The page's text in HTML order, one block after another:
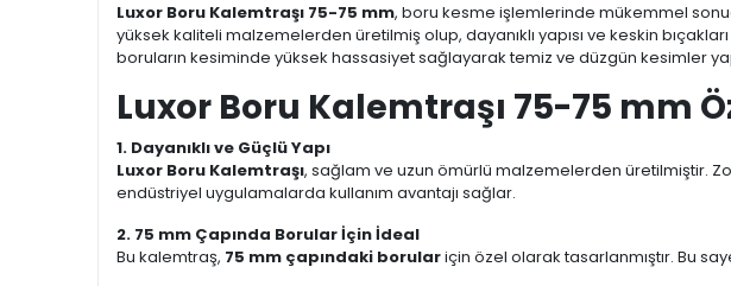
Luxor Boru Kalemtraşı 75-75 mm, boru kesme işlemlerinde mükemmel
yüksek kaliteli malzemelerden üretilmiş olup, dayanıklı yapısı ve keskin
boruların kesiminde yüksek hassasiyet sağlayarak temiz ve düzgün kesimler
Luxor Boru Kalemtraşı 75-75 mm
1. Dayanıklı ve Güçlü Yapı
Luxor Boru Kalemtraşı, sağlam ve uzun ömürlü malzemelerden üretilmiştir.
endüstriyel uygulamalarda kullanım avantajı sağlar.
2. 75 mm Çapında Borular İçin İdeal
Bu kalemtraş, 75 mm çapındaki borulariçin özel olarak tasarlanmıştır. Bu